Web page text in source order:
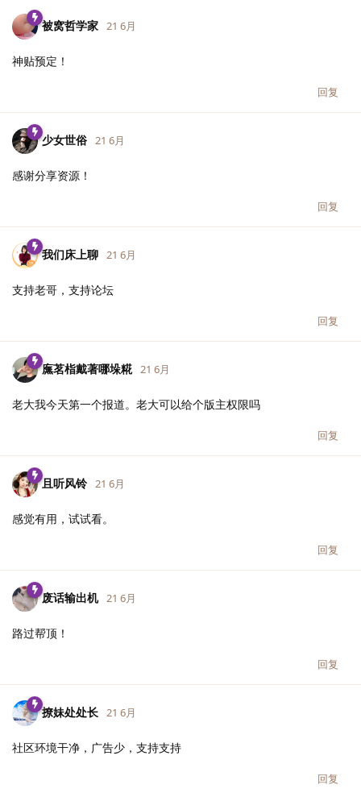
被窝哲学家 21 6月
神贴预定！
回复
少女世俗 21 6月
感谢分享资源！
回复
我们床上聊 21 6月
支持老哥，支持论坛
回复
廡茗栺戴著哪垛糀 21 6月
老大我今天第一个报道。老大可以给个版主权限吗
回复
且听风铃 21 6月
感觉有用，试试看。
回复
废话输出机 21 6月
路过帮顶！
回复
撩妹处处长 21 6月
社区环境干净，广告少，支持支持
回复